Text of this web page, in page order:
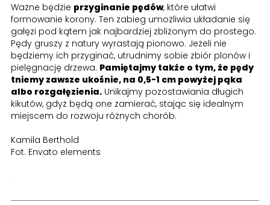
Ważne będzie przyginanie pędów, które ułatwi
formowanie korony. Ten zabieg umożliwia układanie się
gałęzi pod kątem jak najbardziej zbliżonym do prostego.
Pędy gruszy z natury wyrastają pionowo. Jeżeli nie
będziemy ich przyginać, utrudnimy sobie zbiór plonów i
pielęgnację drzewa. Pamiętajmy także o tym, że pędy
tniemy zawsze ukośnie, na 0,5-1 cm powyżej pąka
albo rozgałęzienia. Unikajmy pozostawiania długich
kikutów, gdyż będą one zamierać, stając się idealnym
miejscem do rozwoju różnych chorób.
Kamila Berthold
Fot. Envato elements